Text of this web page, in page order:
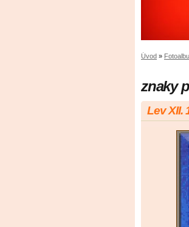
Úvod »
znaky
Lev XII.